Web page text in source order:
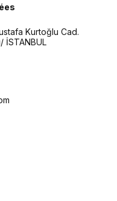
Kurtoğlu Cad.
İSTANBUL